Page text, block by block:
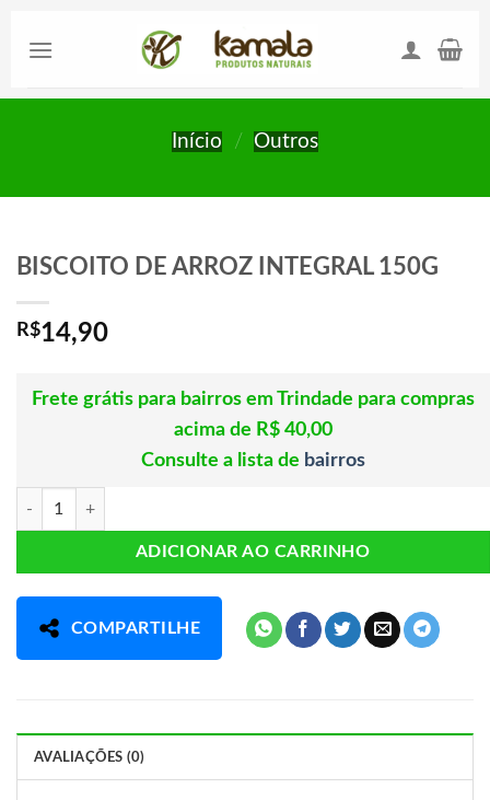
Início / Outros
BISCOITO DE ARROZ INTEGRAL 150G
R$14,90
Frete grátis para bairros em Trindade para compras
acima de R$ 40,00
Consulte a lista de bairros
BISCOITO DE ARROZ INTEGRAL 150G quantidade
ADICIONAR AO CARRINHO
COMPARTILHE
AVALIAÇÕES (0)